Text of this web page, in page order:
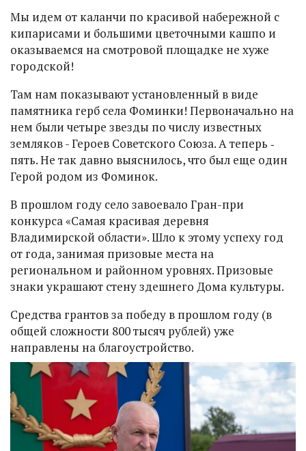
Мы идем от каланчи по красивой набережной с
кипарисами и большими цветочными кашпо и
оказываемся на смотровой площадке не хуже
городской!
Там нам показывают установленный в виде
памятника герб села Фоминки! Первоначально на
нем были четыре звезды по числу известных
земляков - Героев Советского Союза. А теперь ‑
пять. Не так давно выяснилось, что был еще один
Герой родом из Фоминок.
В прошлом году село завоевало Гран-при
конкурса «Самая красивая деревня
Владимирской области». Шло к этому успеху год
от года, занимая призовые места на
региональном и районном уровнях. Призовые
знаки украшают стену здешнего Дома культуры.
Средства грантов за победу в прошлом году (в
общей сложности 800 тысяч рублей) уже
направлены на благоустройство.